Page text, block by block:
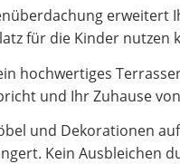
erweitert
für die Kinder
hochwertiges
und Ihr Zuhause
und Dekorationen
Kein Ausbleichen